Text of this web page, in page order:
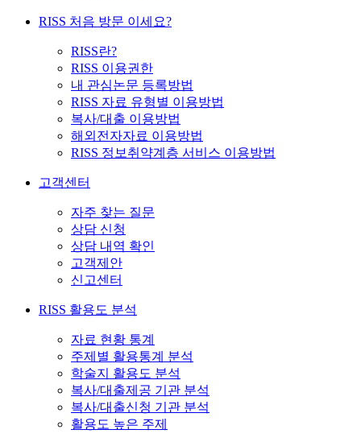
RISS 처음 방문 이세요?
RISS란?
RISS 이용권한
내 관심논문 등록방법
RISS 자료 유형별 이용방법
복사/대출 이용방법
해외전자자료 이용방법
RISS 정보취약계층 서비스 이용방법
고객센터
자주 찾는 질문
상담 신청
상담 내역 확인
고객제안
신고센터
RISS 활용도 분석
자료 현황 통계
주제별 활용통계 분석
학술지 활용도 분석
복사/대출제공 기관 분석
복사/대출신청 기관 분석
활용도 높은 주제